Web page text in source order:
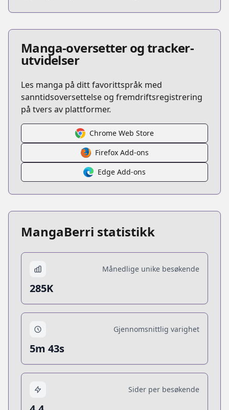
Manga-oversetter og tracker-
utvidelser
Les manga på ditt favorittspråk med
sanntidsoversettelse og fremdriftsregistrering
på tvers av plattformer.
Chrome Web Store
Firefox Add-ons
Edge Add-ons
MangaBerri statistikk
Månedlige unike besøkende
285K
Gjennomsnittlig varighet
5m 43s
Sider per besøkende